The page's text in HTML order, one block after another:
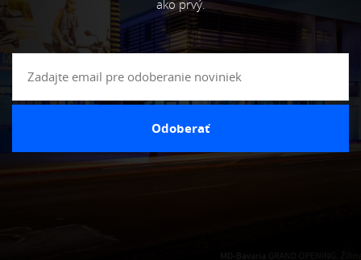
ako prvý.
Odoberať